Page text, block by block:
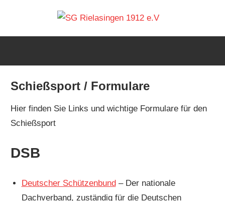
springen
e.V
Schießsport / Formulare
Hier finden Sie Links und wichtige Formulare für den
Schießsport
DSB
Deutscher Schützenbund– Der nationale
Dachverband, zuständig für die Deutschen